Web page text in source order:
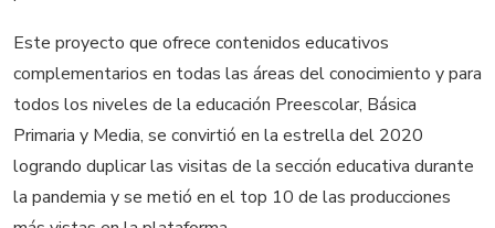
Este proyecto que ofrece contenidos educativos
complementarios en todas las áreas del conocimiento y para
todos los niveles de la educación Preescolar, Básica
Primaria y Media, se convirtió en la estrella del 2020
logrando duplicar las visitas de la sección educativa durante
la pandemia y se metió en el top 10 de las producciones